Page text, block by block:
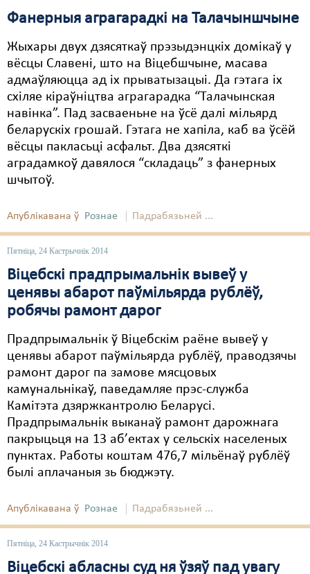
Фанерныя аграгарадкі на Талачыншчыне
Жыхары двух дзясяткаў прэзыдэнцкіх домікаў у
вёсцы Славені, што на Віцебшчыне, масава
адмаўляюцца ад іх прыватызацыі. Да гэтага іх
схіляе кіраўніцтва аграгарадка “Талачынская
навінка”. Пад засваеньне на ўсё далі мільярд
беларускіх грошай. Гэтага не хапіла, каб ва ўсёй
вёсцы пакласьці асфальт. Два дзясяткі
аградамкоў давялося “складаць” з фанерных
шчытоў.
Апублікавана ў Рознае Падрабязьней ...
Пятніца, 24 Кастрычнік 2014
Віцебскі прадпрымальнік вывеў у
ценявы абарот паўмільярда рублёў,
робячы рамонт дарог
Прадпрымальнік ў Віцебскім раёне вывеў у
ценявы абарот паўмільярда рублёў, праводзячы
рамонт дарог па замове мясцовых
камунальнікаў, паведамляе прэс-служба
Камітэта дзяржкантролю Беларусі.
Прадпрымальнік выканаў рамонт дарожнага
пакрыцьця на 13 аб’ектах у сельскіх населеных
пунктах. Работы коштам 476,7 мільёнаў рублёў
былі аплачаныя зь бюджэту.
Апублікавана ў Рознае Падрабязьней ...
Пятніца, 24 Кастрычнік 2014
Віцебскі абласны суд ня ўзяў пад увагу